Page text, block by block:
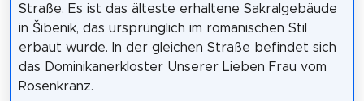
Straße. Es ist das älteste erhaltene Sakralgebäude
in Šibenik, das ursprünglich im romanischen Stil
erbaut wurde. In der gleichen Straße befindet sich
das Dominikanerkloster Unserer Lieben Frau vom
Rosenkranz.